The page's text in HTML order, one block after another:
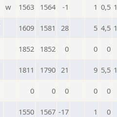
w 1563 1564 -1 1 0,5
1609 1581 28 5 4,5
1852 1852 0 0 0
1811 1790 21 9 5,5
0 0 0 0 0
1550 1567 -17 1 0